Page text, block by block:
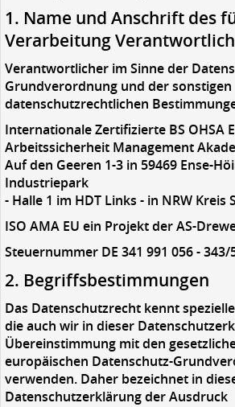
1. Name und Anschrift des
Verarbeitung
Verantwortlicher im Sinne der
Grundverordnung und der sonstigen
datenschutzrechtlichen
Internationale Zertifizierte BS OHSA
Arbeitssicherheit Management
Auf den Geeren 1-3 in 59469 Ense-
Industriepark
- Halle 1 im HDT Links - in NRW Kreis
ISO AMA EU ein Projekt der AS-
Steuernummer DE 341 991 056 - 343/
2. Begriffsbestimmungen
Das Datenschutzrecht kennt
die auch wir in dieser
Übereinstimmung mit den
europäischen Datenschutz-
verwenden. Daher bezeichnet in
Datenschutzerklärung der Ausdruck